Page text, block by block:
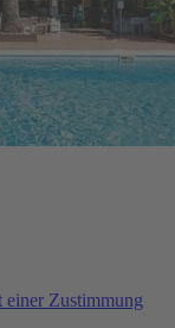
einer Zustimmung